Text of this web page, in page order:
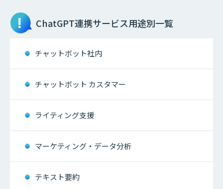
ChatGPT連携サービス用途別一覧
チャットボット社内
チャットボット カスタマー
ライティング支援
マーケティング・データ分析
テキスト要約